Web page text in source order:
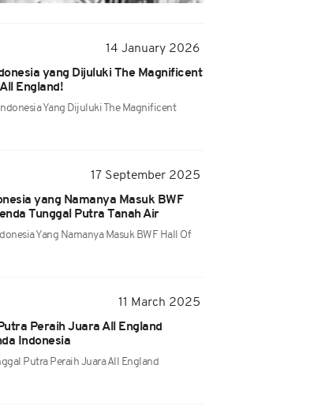
14 January 2026
yang Dijuluki The Magnificent
England!
Yang Dijuluki The Magnificent
17 September 2025
yang Namanya Masuk BWF
Tunggal Putra Tanah Air
Yang Namanya Masuk BWF Hall Of
11 March 2025
Peraih Juara All England
Indonesia
Putra Peraih Juara All England